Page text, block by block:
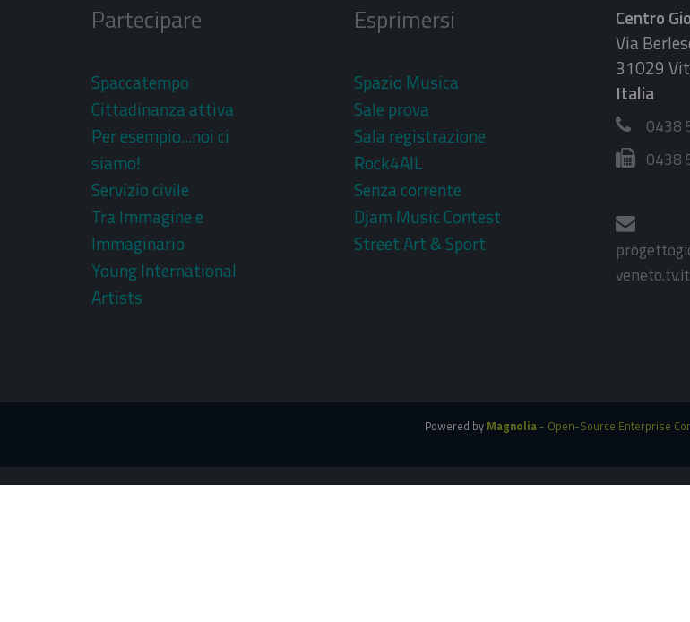
Partecipare
Spaccatempo
Cittadinanza attiva
Per esempio...noi ci
siamo!
Servizio civile
Tra Immagine e
Immaginario
Young International
Artists
Esprimersi
Spazio Musica
Sale prova
Sala registrazione
Rock4AIL
Senza corrente
Djam Music Contest
Street Art & Sport
Centro
Via
31029
Italia
0438
0438
veneto.tv.it
Powered by Magnolia- Open-Source Enterprise